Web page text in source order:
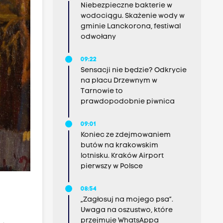
Niebezpieczne bakterie w
wodociągu. Skażenie wody w
gminie Lanckorona, festiwal
odwołany
09:22
Sensacji nie będzie? Odkrycie
na placu Drzewnym w
Tarnowie to
prawdopodobnie piwnica
09:01
Koniec ze zdejmowaniem
butów na krakowskim
lotnisku. Kraków Airport
pierwszy w Polsce
08:54
„Zagłosuj na mojego psa”.
Uwaga na oszustwo, które
przejmuje WhatsAppa